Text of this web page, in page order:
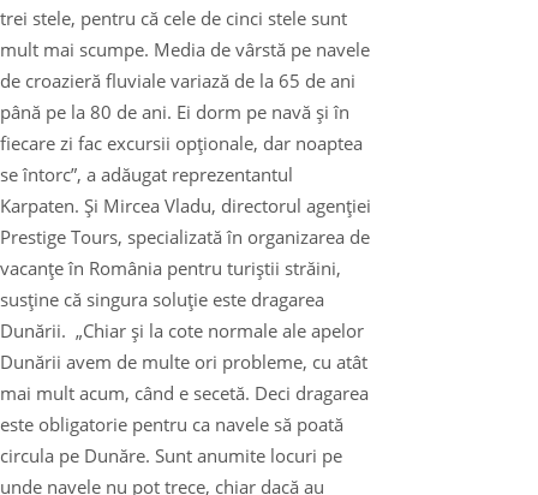
trei stele, pentru că cele de cinci stele sunt
mult mai scumpe. Media de vârstă pe navele
de croazieră fluviale variază de la 65 de ani
până pe la 80 de ani. Ei dorm pe navă şi în
fiecare zi fac excursii opţionale, dar noaptea
se întorc”, a adăugat reprezentantul
Karpaten. Şi Mircea Vladu, directorul agenţiei
Prestige Tours, specializată în organizarea de
vacanţe în România pentru turiştii străini,
susţine că singura soluţie este dragarea
Dunării. „Chiar şi la cote normale ale apelor
Dunării avem de multe ori probleme, cu atât
mai mult acum, când e secetă. Deci dragarea
este obligatorie pentru ca navele să poată
circula pe Dunăre. Sunt anumite locuri pe
unde navele nu pot trece, chiar dacă au